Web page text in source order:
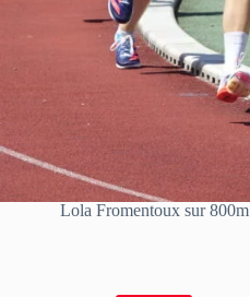
Lola Fromentoux sur 800m